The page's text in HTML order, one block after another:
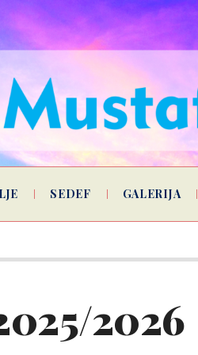
SEDEF GALERIJA
2026